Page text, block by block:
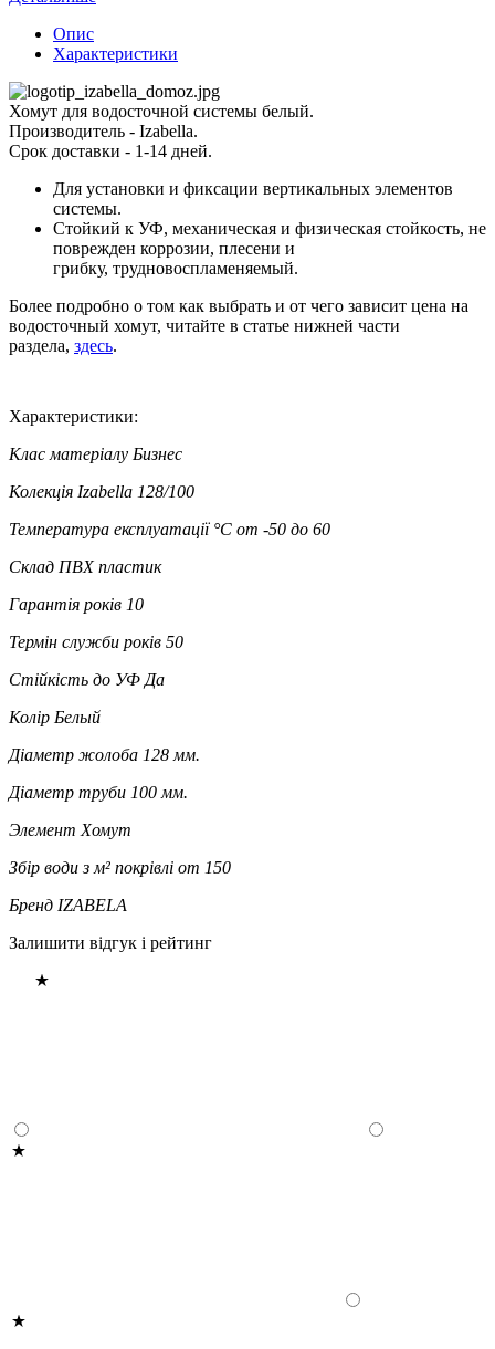
Опис
Характеристики
Хомут для водосточной системы белый.
Производитель - Izabella.
Срок доставки - 1-14 дней.
Для установки и фиксации вертикальных элементов
системы.
Стойкий к УФ, механическая и физическая стойкость, не
поврежден коррозии, плесени и
грибку, трудновоспламеняемый.
Более подробно о том как выбрать и от чего зависит цена на
водосточный хомут, читайте в статье нижней части
раздела, здесь.
Характеристики:
Клас матеріалу Бизнес
Колекція Izabella 128/100
Температура експлуатації °C от -50 до 60
Склад ПВХ пластик
Гарантія років 10
Термін служби років 50
Стійкість до УФ Да
Колір Белый
Діаметр жолоба 128 мм.
Діаметр труби 100 мм.
Элемент Хомут
Збір води з м² покрівлі от 150
Бренд IZABELA
Залишити відгук і рейтинг